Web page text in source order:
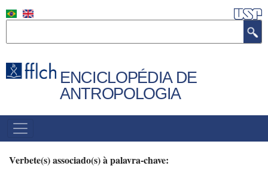
para
conteúdo
ENCICLOPÉDIA DE
ANTROPOLOGIA
MENU
PRINCIPAL
Verbete(s) associado(s) à palavra-chave: